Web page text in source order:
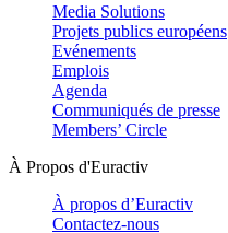
Media Solutions
Projets publics européens
Evénements
Emplois
Agenda
Communiqués de presse
Members’ Circle
À Propos d'Euractiv
À propos d’Euractiv
Contactez-nous